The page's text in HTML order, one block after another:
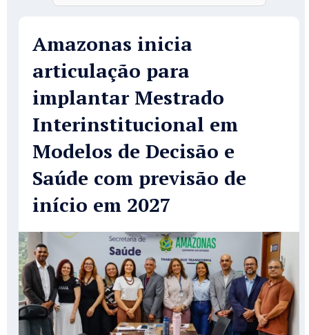
Amazonas inicia
articulação para
implantar Mestrado
Interinstitucional em
Modelos de Decisão e
Saúde com previsão de
início em 2027